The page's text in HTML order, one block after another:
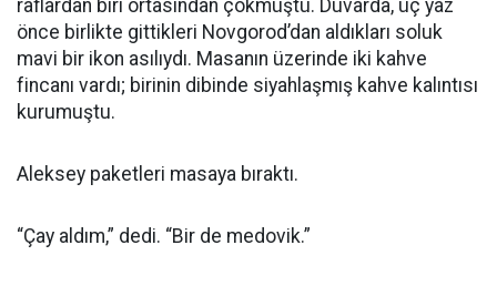
raflardan biri ortasından çökmüştü. Duvarda, üç yaz
önce birlikte gittikleri Novgorod’dan aldıkları soluk
mavi bir ikon asılıydı. Masanın üzerinde iki kahve
fincanı vardı; birinin dibinde siyahlaşmış kahve kalıntısı
kurumuştu.
Aleksey paketleri masaya bıraktı.
“Çay aldım,” dedi. “Bir de medovik.”